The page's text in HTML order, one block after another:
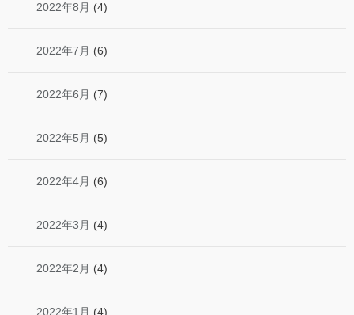
2022年8月 (4)
2022年7月 (6)
2022年6月 (7)
2022年5月 (5)
2022年4月 (6)
2022年3月 (4)
2022年2月 (4)
2022年1月 (4)